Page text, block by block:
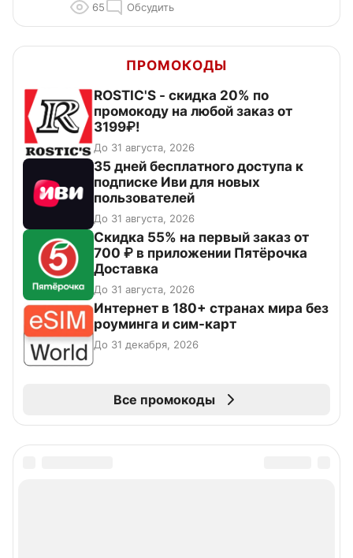
65 Обсудить
ПРОМОКОДЫ
ROSTIC'S - скидка 20% по
промокоду на любой заказ от
3199₽!
До 31 августа, 2026
35 дней бесплатного доступа к
подписке Иви для новых
пользователей
До 31 августа, 2026
Скидка 55% на первый заказ от
700 ₽ в приложении Пятёрочка
Доставка
До 31 августа, 2026
Интернет в 180+ странах мира без
роуминга и сим-карт
До 31 декабря, 2026
Все промокоды